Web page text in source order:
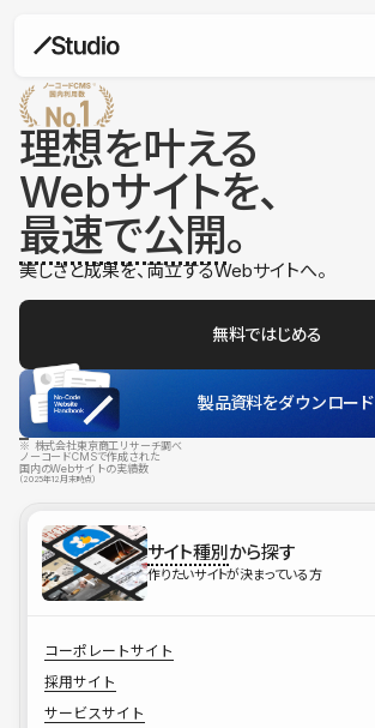
理想を叶える
Webサイトを、
最速で公開。
美しさと成果を、両立するWebサイトへ。
無料ではじめる
製品資料をダウンロード
※ 株式会社東京商工リサーチ調べ
ノーコードCMSで作成された
国内のWebサイトの実績数
（2025年12月末時点）
サイト種別から探す
作りたいサイトが決まっている方
コーポレートサイト
採用サイト
サービスサイト